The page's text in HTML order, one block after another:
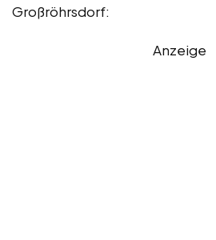
Großröhrsdorf:
Anzeige